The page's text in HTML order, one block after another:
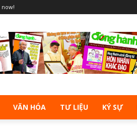
now!
VĂN HÓA TƯ LIỆU KÝ SỰ